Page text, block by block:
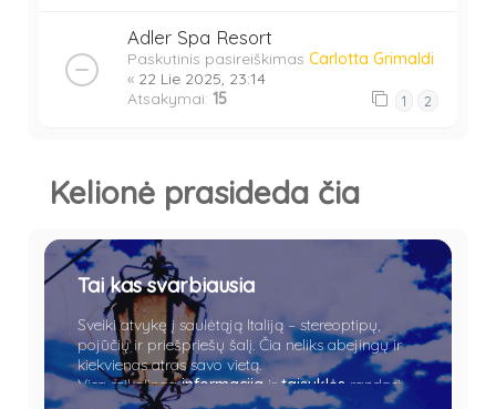
Adler Spa Resort
Paskutinis pasireiškimas Carlotta Grimaldi
« 22 Lie 2025, 23:14
Atsakymai: 15 1 2
Kelionė prasideda čia
Tai kas svarbiausia
Sveiki atvykę į saulėtąją Italiją – stereoptipų,
pojūčių ir priešpriešų šalį. Čia neliks abejingų ir
kiekvienas atras savo vietą.
Visa reikalingainformacija ir taisyklės randasi